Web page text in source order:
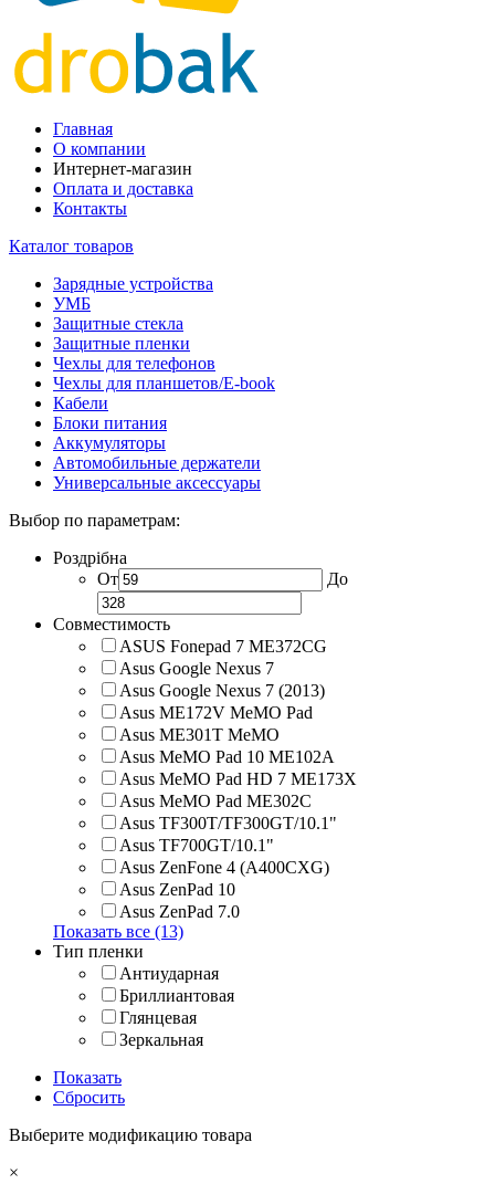
Главная
О компании
Интернет-магазин
Оплата и доставка
Контакты
Каталог товаров
Зарядные устройства
УМБ
Защитные стекла
Защитные пленки
Чехлы для телефонов
Чехлы для планшетов/E-book
Кабели
Блоки питания
Аккумуляторы
Автомобильные держатели
Универсальные аксессуары
Выбор по параметрам:
Роздрібна
От
До
Совместимость
ASUS Fonepad 7 ME372CG
Asus Google Nexus 7
Asus Google Nexus 7 (2013)
Asus ME172V MeMO Pad
Asus ME301T MeMO
Asus MeMO Pad 10 ME102A
Asus MeMO Pad HD 7 ME173X
Asus MeMO Pad ME302C
Asus TF300T/TF300GT/10.1"
Asus TF700GT/10.1"
Asus ZenFone 4 (A400CXG)
Asus ZenPad 10
Asus ZenPad 7.0
Показать все (13)
Тип пленки
Антиударная
Бриллиантовая
Глянцевая
Зеркальная
Показать
Сбросить
Выберите модификацию товара
×